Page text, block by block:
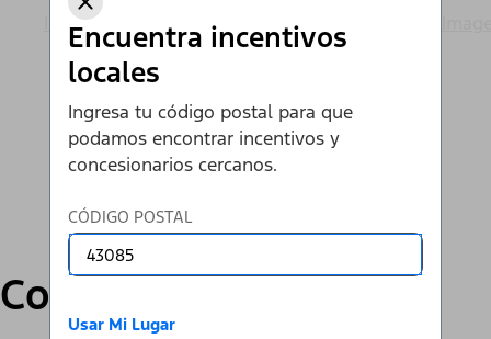
Encuentra incentivos
locales
Ingresa tu código postal para que
podamos encontrar incentivos y
concesionarios cercanos.
CÓDIGO POSTAL
Usar Mi Lugar
Image Details
Compara